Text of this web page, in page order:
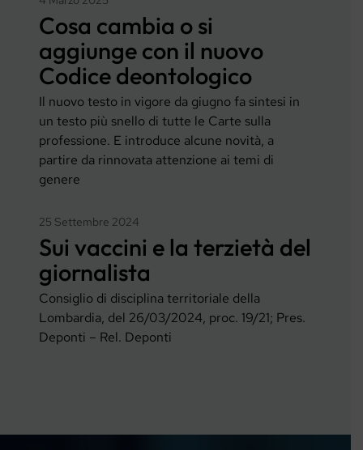
Cosa cambia o si
aggiunge con il nuovo
Codice deontologico
Il nuovo testo in vigore da giugno fa sintesi in
un testo più snello di tutte le Carte sulla
professione. E introduce alcune novità, a
partire da rinnovata attenzione ai temi di
genere
25 Settembre 2024
Sui vaccini e la terzietà del
giornalista
Consiglio di disciplina territoriale della
Lombardia, del 26/03/2024, proc. 19/21; Pres.
Deponti – Rel. Deponti